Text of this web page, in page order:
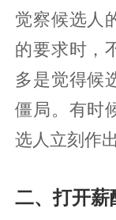
觉察候选人
的要求时，
多是觉得候
僵局。有时
选人立刻作
二、打开薪